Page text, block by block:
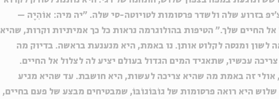
בזרוע שלה ולשדר פרסומות לטויוטה-סי שלה. "יה מיה: אוֹהִיָה –
אל החיים שלך." הטיפות בהולוגרמה נראות כל כך אמיתיות וקרות, שהיא
לשון ומנסה לקלוט אותן. נו באמת, היא מנענעת בראשה. בדיוק מה
עכשיו, שתאגיד המים הגדול בעולם יציע לה לצלול אל החיים.
אולי זה באמת מה שהיא צריכה לעשות, היא חושבת. עד שהיא מגיע
שלוש היא רואה פרסומות של גוֹבּוֹגוֹבּוֹ, שמבטיחים מבצע של פעם בחיים,